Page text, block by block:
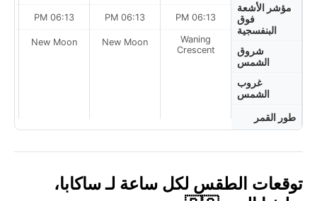
مؤشر الأشعة
فوق
البنفسجية
شروق
الشمس
غروب
الشمس
طور القمر
06:13 PM
Waning
Crescent
06:13 PM
New Moon
06:13 PM
New Moon
توقعات الطقس لكل ساعة لـ ساكابا،